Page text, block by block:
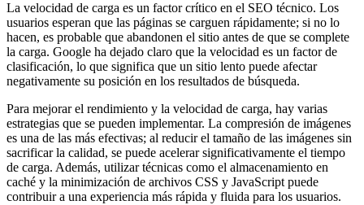
La velocidad de carga es un factor crítico en el SEO técnico. Los
usuarios esperan que las páginas se carguen rápidamente; si no lo
hacen, es probable que abandonen el sitio antes de que se complete
la carga. Google ha dejado claro que la velocidad es un factor de
clasificación, lo que significa que un sitio lento puede afectar
negativamente su posición en los resultados de búsqueda.
Para mejorar el rendimiento y la velocidad de carga, hay varias
estrategias que se pueden implementar. La compresión de imágenes
es una de las más efectivas; al reducir el tamaño de las imágenes sin
sacrificar la calidad, se puede acelerar significativamente el tiempo
de carga. Además, utilizar técnicas como el almacenamiento en
caché y la minimización de archivos CSS y JavaScript puede
contribuir a una experiencia más rápida y fluida para los usuarios.